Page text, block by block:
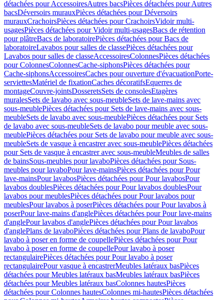
détachées pour AccessoiresAutres bacsPièces détachées pour Autres
bacsDéversoirs murauxPièces détachées pour Déversoirs
murauxCrachoirsPièces détachées pour CrachoirsVidoir multi-
usagesPièces détachées pour Vidoir multi-usagesBacs de rétention
pour plâtreBacs de laboratoirePièces détachées pour Bacs de
laboratoireLavabos pour salles de classePièces détachées pour
Lavabos pour salles de classeAccessoiresColonnesPièces détachées
pour ColonnesColonnesCache-siphonsPièces détachées pour
Cache-siphonsAccessoiresCaches pour ouverture d'évacuationPorte-
serviettesMatériel de fixationCaches décoratifsEquerres de
montageCouvre-jointsDosseretsSets de consolesEtagères
muralesSets de lavabo avec sous-meubleSets de lave-mains avec
sous-meublePièces détachées pour Sets de lave-mains avec sous-
meubleSets de lavabo avec sous-meublePièces détachées pour Sets
de lavabo avec sous-meubleSets de lavabo pour meuble avec sous-
meublePièces détachées pour Sets de lavabo pour meuble avec sous-
meubleSets de vasque à encastrer avec sous-meublePièces détachées
pour Sets de vasque à encastrer avec sous-meubleMeubles de salles
de bainsSous-meubles pour lavaboPièces détachées pour Sous-
meubles pour lavaboPour lave-mainsPièces détachées pour Pour
lave-mainsPour lavabosPièces détachées pour Pour lavabosPour
lavabos doublesPièces détachées pour Pour lavabos doublesPour
lavabos pour meublesPièces détachées pour Pour lavabos pour
meublesPour lavabos à poserPièces détachées pour Pour lavabos à
poserPour lave-mains d'anglePièces détachées pour Pour lave-mains
d'anglePour lavabos d'anglePièces détachées pour Pour lavabos
d'anglePlans de lavaboPièces détachées pour Plans de lavaboPour
lavabo à poser en forme de coupellePièces détachées pour Pour
lavabo à poser en forme de coupellePour lavabo à poser
rectangulairePièces détachées pour Pour lavabo à poser
rectangulairePour vasque à encastrerMeubles latéraux basPièces
détachées pour Meubles latéraux basMeubles latéraux basPièces
détachées pour Meubles latéraux basColonnes hautesPièces
détachées pour Colonnes hautesColonnes mi-hautesPièces détachées